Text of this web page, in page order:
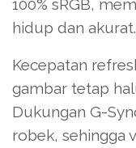
100% sRGB,
hidup dan akurat.
Kecepatan
gambar tetap
Dukungan G-
robek, sehingga